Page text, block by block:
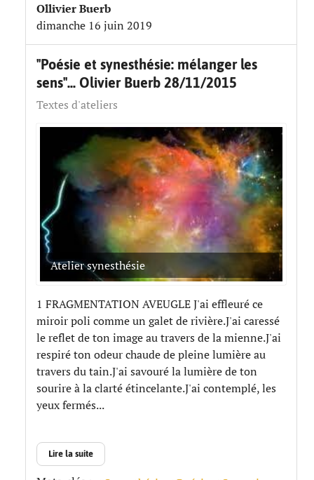
Ollivier Buerb
dimanche 16 juin 2019
"Poésie et synesthésie: mélanger les
sens"... Olivier Buerb 28/11/2015
Textes d'ateliers
Atelier synesthésie
1 FRAGMENTATION AVEUGLE J'ai effleuré ce
miroir poli comme un galet de rivière.J'ai caressé
le reflet de ton image au travers de la mienne.J'ai
respiré ton odeur chaude de pleine lumière au
travers du tain.J'ai savouré la lumière de ton
sourire à la clarté étincelante.J'ai contemplé, les
yeux fermés...
Lire la suite